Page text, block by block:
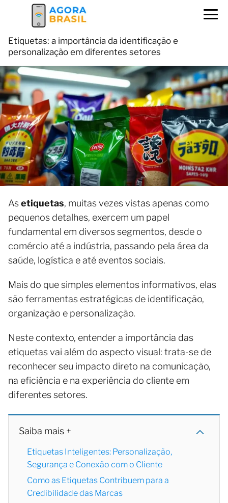
Etiquetas: a importância da identificação e
personalização em diferentes setores
Asetiquetas, muitas vezes vistas apenas como
pequenos detalhes, exercem um papel
fundamental em diversos segmentos, desde o
comércio até a indústria, passando pela área da
saúde, logística e até eventos sociais.
Mais do que simples elementos informativos, elas
são ferramentas estratégicas de identificação,
organização e personalização.
Neste contexto, entender a importância das
etiquetas vai além do aspecto visual: trata-se de
reconhecer seu impacto direto na comunicação,
na eficiência e na experiência do cliente em
diferentes setores.
Saiba mais +
Etiquetas Inteligentes: Personalização,
Segurança e Conexão com o Cliente
Como as Etiquetas Contribuem para a
Credibilidade das Marcas